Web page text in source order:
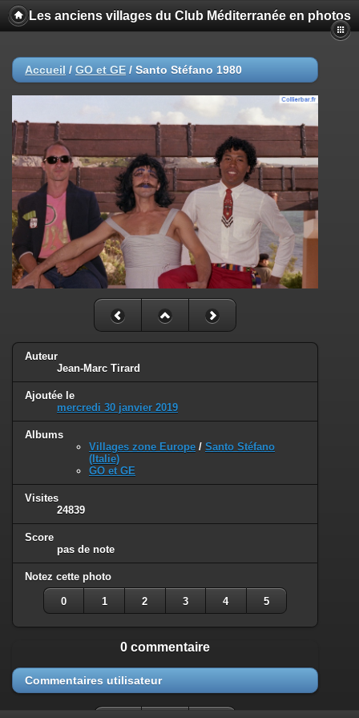
Les anciens villages du Club Méditerranée en photos
Accueil / GO et GE / Santo Stéfano 1980
Auteur
Jean-Marc Tirard
Ajoutée le
mercredi 30 janvier 2019
Albums
Villages zone Europe / Santo Stéfano
(Italie)
GO et GE
Visites
24839
Score
pas de note
Notez cette photo
0 1 2 3 4 5
0 commentaire
Commentaires utilisateur